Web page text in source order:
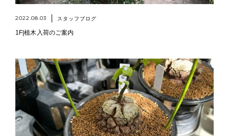
2022.08.03 スタッフブログ
1F|植木入荷のご案内